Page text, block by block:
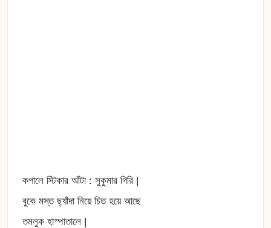
কপালে স্টিকার আঁটা : সুকুমার গিরি |
বুকে মস্ত ছ্যাঁদা নিয়ে চিত হয়ে আছে
তমলুক হাস্পাতালে |